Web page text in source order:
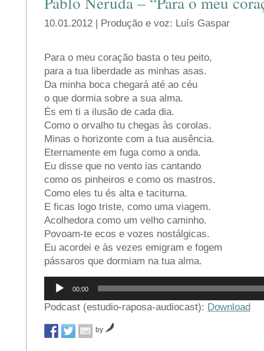
10.01.2012 | Produção e voz: Luís Gaspar
Para o meu coração basta o teu peito,
para a tua liberdade as minhas asas.
Da minha boca chegará até ao céu
o que dormia sobre a sua alma.
És em ti a ilusão de cada dia.
Como o orvalho tu chegas às corolas.
Minas o horizonte com a tua ausência.
Eternamente em fuga como a onda.
Eu disse que no vento ias cantando
como os pinheiros e como os mastros.
Como eles tu és alta e taciturna.
E ficas logo triste, como uma viagem.
Acolhedora como um velho caminho.
Povoam-te ecos e vozes nostálgicas.
Eu acordei e às vezes emigram e fogem
pássaros que dormiam na tua alma.
Reprodutor
áudio
00:00
Podcast (estudio-raposa-audiocast): Download
by